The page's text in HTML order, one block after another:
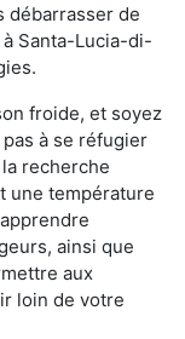
débarrasser de
Santa-Lucia-di-
froide, et soyez
à se réfugier
recherche
une température
ainsi que
aux
loin de votre